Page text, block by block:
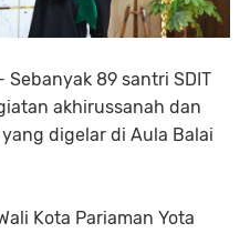
89 santri SDIT
akhirussanah dan
digelar di Aula Balai
Kota Pariaman Yota